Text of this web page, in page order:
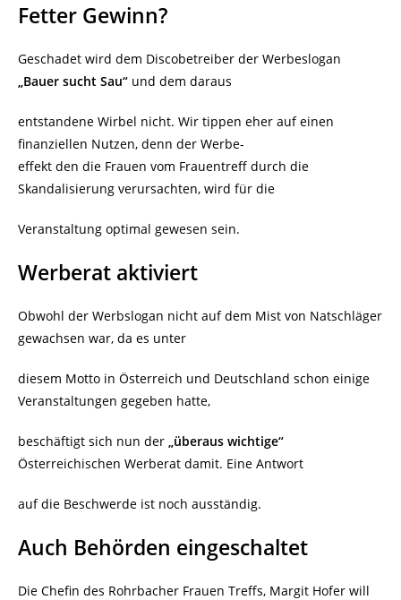
Fetter Gewinn?
Geschadet wird dem Discobetreiber der Werbeslogan
„Bauer sucht Sau“ und dem daraus
entstandene Wirbel nicht. Wir tippen eher auf einen
finanziellen Nutzen, denn der Werbe-
effekt den die Frauen vom Frauentreff durch die
Skandalisierung verursachten, wird für die
Veranstaltung optimal gewesen sein.
Werberat aktiviert
Obwohl der Werbslogan nicht auf dem Mist von Natschläger
gewachsen war, da es unter
diesem Motto in Österreich und Deutschland schon einige
Veranstaltungen gegeben hatte,
beschäftigt sich nun der „überaus wichtige“
Österreichischen Werberat damit. Eine Antwort
auf die Beschwerde ist noch ausständig.
Auch Behörden eingeschaltet
Die Chefin des Rohrbacher Frauen Treffs, Margit Hofer will